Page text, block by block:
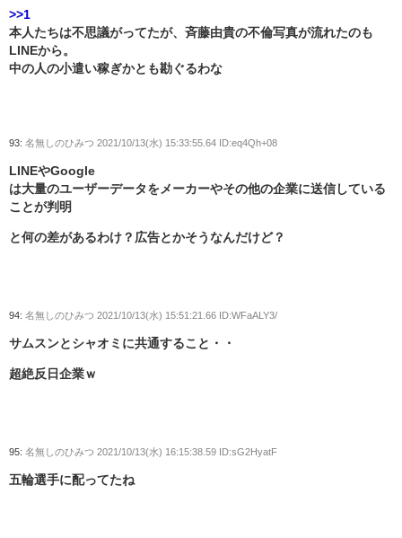
>>1
本人たちは不思議がってたが、斉藤由貴の不倫写真が流れたのも
LINEから。
中の人の小遣い稼ぎかとも勘ぐるわな
93: 名無しのひみつ 2021/10/13(水) 15:33:55.64 ID:eq4Qh+08
LINEやGoogle
は大量のユーザーデータをメーカーやその他の企業に送信している
ことが判明
と何の差があるわけ？広告とかそうなんだけど？
94: 名無しのひみつ 2021/10/13(水) 15:51:21.66 ID:WFaALY3/
サムスンとシャオミに共通すること・・
超絶反日企業ｗ
95: 名無しのひみつ 2021/10/13(水) 16:15:38.59 ID:sG2HyatF
五輪選手に配ってたね